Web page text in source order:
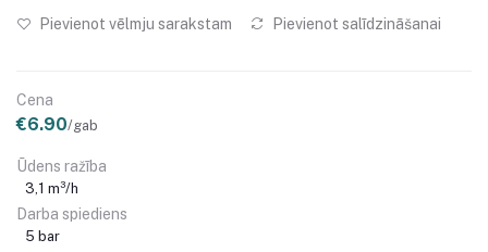
Pievienot vēlmju sarakstam Pievienot salīdzināšanai
Cena
€6.90/gab
Ūdens ražība
3,1 m³/h
Darba spiediens
5 bar